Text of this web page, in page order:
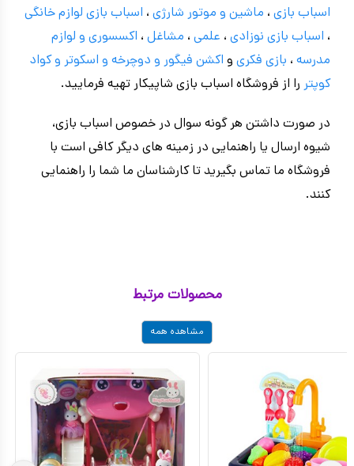
اسباب بازی ، ماشین و موتور شارژی ، اسباب بازی لوازم خانگی
، اسباب بازی نوزادی ، علمی ، مشاغل ، اکسسوری و لوازم
مدرسه ، بازی فکری و اکشن فیگور و دوچرخه و اسکوتر و کواد
کوپتر را از فروشگاه اسباب بازی شاپیکار تهیه فرمایید.
در صورت داشتن هر گونه سوال در خصوص اسباب بازی،
شیوه ارسال یا راهنمایی در زمینه های دیگر کافی است با
فروشگاه ما تماس بگیرید تا کارشناسان ما شما را راهنمایی
کنند.
محصولات مرتبط
مشاهده همه